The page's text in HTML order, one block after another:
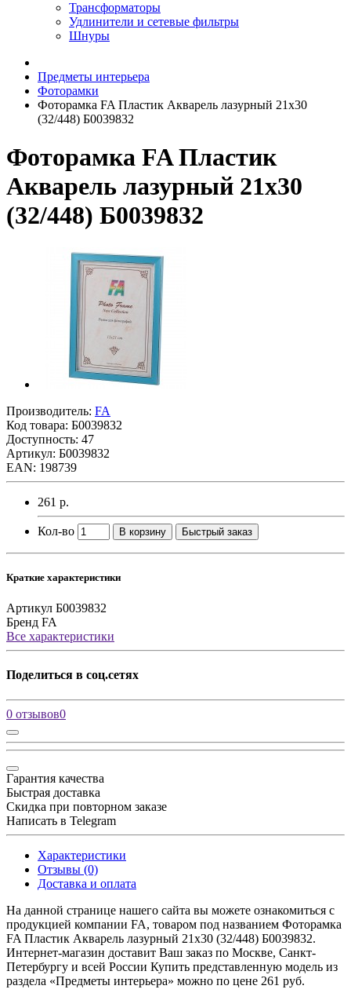
Трансформаторы
Удлинители и сетевые фильтры
Шнуры
Предметы интерьера
Фоторамки
Фоторамка FA Пластик Акварель лазурный 21х30
(32/448) Б0039832
Фоторамка FA Пластик
Акварель лазурный 21х30
(32/448) Б0039832
Производитель: FA
Код товара: Б0039832
Доступность: 47
Артикул: Б0039832
EAN: 198739
261 р.
Кол-во В корзину Быстрый заказ
Краткие характеристики
Артикул Б0039832
Бренд FA
Все характеристики
Поделиться в соц.сетях
0 отзывов0
Гарантия качества
Быстрая доставка
Скидка при повторном заказе
Написать в Telegram
Характеристики
Отзывы (0)
Доставка и оплата
На данной странице нашего сайта вы можете ознакомиться с
продукцией компании FA, товаром под названием Фоторамка
FA Пластик Акварель лазурный 21х30 (32/448) Б0039832.
Интернет-магазин доставит Ваш заказ по Москве, Санкт-
Петербургу и всей России Купить представленную модель из
раздела «Предметы интерьера» можно по цене 261 руб.